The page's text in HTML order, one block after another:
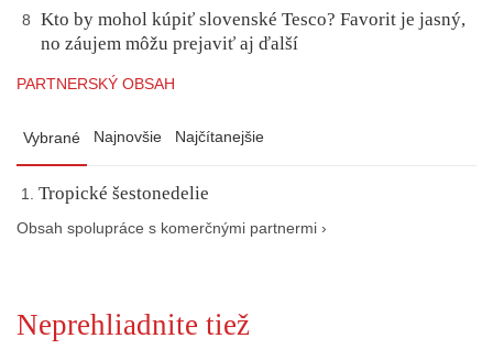
8
Kto by mohol kúpiť slovenské Tesco? Favorit je jasný,
no záujem môžu prejaviť aj ďalší
PARTNERSKÝ OBSAH
Vybrané Najnovšie Najčítanejšie
Tropické šestonedelie
Obsah spolupráce s komerčnými partnermi ›
Neprehliadnite tiež